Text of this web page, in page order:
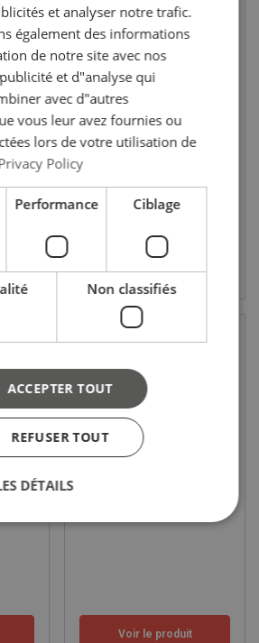
CP
Treuil 400V triphasé type
CP-T pour levage et traction
Voir le produit
et analyser notre trafic.
également des informations
de notre site avec nos
et d"analyse qui
avec d"autres
vous leur avez fournies ou
lors de votre utilisation de
Policy
Performance Ciblage
Non classifiés
ACCEPTER TOUT
REFUSER TOUT
DÉTAILS